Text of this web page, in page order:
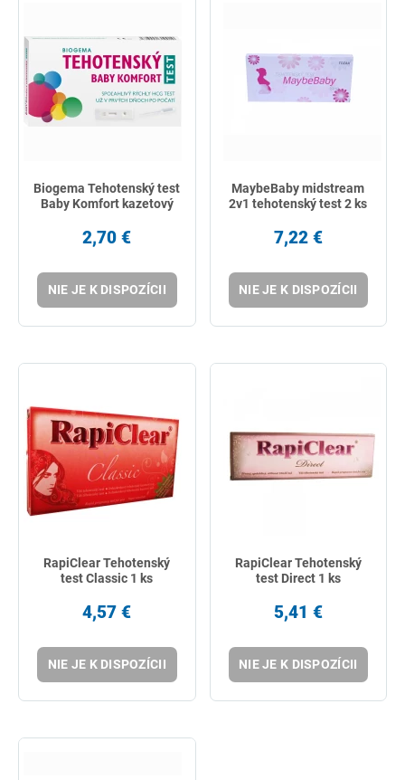
Biogema Tehotenský test
Baby Komfort kazetový
2,70 €
NIE JE K DISPOZÍCII
MaybeBaby midstream
2v1 tehotenský test 2 ks
7,22 €
NIE JE K DISPOZÍCII
RapiClear Tehotenský
test Classic 1 ks
4,57 €
NIE JE K DISPOZÍCII
RapiClear Tehotenský
test Direct 1 ks
5,41 €
NIE JE K DISPOZÍCII